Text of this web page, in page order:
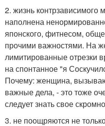
2. жизнь контрзависимого
наполнена
японского, фитнесом,
прочими важностями. На
лимитированные отрезки
на спонтанное "я
Почему: женщина,
важные дела, - это тоже
следует знать свое
3. не поощряются не